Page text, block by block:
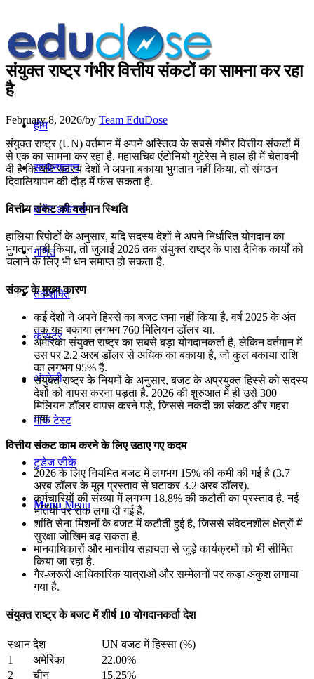
होम
सामान्यज्ञान
करेंट अफेयर्स
गणित
तर्कशक्ति
कंप्यूटर
अंग्रेजी
मॉक टेस्ट
टुडेज जीके
Menu Menu
संयुक्त राष्ट्र गंभीर वित्तीय संकटों का सामना कर रहा
है
February 8, 2026/by Team EduDose
संयुक्त राष्ट्र (UN) वर्तमान में अपने अस्तित्व के सबसे गंभीर वित्तीय संकटों में
से एक का सामना कर रहा है. महासचिव एंटोनियो गुटेरेस ने हाल ही में चेतावनी
दी है कि यदि सदस्य देशों ने अपना बकाया भुगतान नहीं किया, तो संगठन
दिवालियापन की दौड़ में फंस सकता है.
वित्तीय संकट की वर्तमान स्थिति
हालिया रिपोर्टों के अनुसार, यदि सदस्य देशों ने अपने निर्धारित योगदान का
भुगतान नहीं किया, तो जुलाई 2026 तक संयुक्त राष्ट्र के पास दैनिक कार्यों को
चलाने के लिए भी धन समाप्त हो सकता है.
संकट के मुख्य कारण
कई देशों ने अपने हिस्से का बजट जमा नहीं किया है. वर्ष 2025 के अंत
तक यह बकाया लगभग 760 मिलियन डॉलर था.
अमेरिका संयुक्त राष्ट्र का सबसे बड़ा योगदानकर्ता है, लेकिन वर्तमान में
उस पर 2.2 अरब डॉलर से अधिक का बकाया है, जो कुल बकाया राशि
का लगभग 95% है.
संयुक्त राष्ट्र के नियमों के अनुसार, बजट के अप्रयुक्त हिस्से को सदस्य
देशों को वापस करना पड़ता है. 2026 की शुरुआत में ही उसे 300
मिलियन डॉलर वापस करने पड़े, जिससे नकदी का संकट और गहरा
गया.
वित्तीय संकट काम करने के लिए उठाए गए कदम
2026 के लिए नियमित बजट में लगभग 15% की कमी की गई है (3.7
अरब डॉलर के मूल प्रस्ताव से घटाकर 3.2 अरब डॉलर).
कर्मचारियों की संख्या में लगभग 18.8% की कटौती का प्रस्ताव है. नई
भर्तियों पर रोक लगा दी गई है.
शांति सेना मिशनों के बजट में कटौती हुई है, जिससे संवेदनशील क्षेत्रों में
सुरक्षा जोखिम बढ़ सकता है.
मानवाधिकारों और मानवीय सहायता से जुड़े कार्यक्रमों को भी सीमित
किया जा रहा है.
गैर-जरूरी आधिकारिक यात्राओं और सम्मेलनों पर कड़ा अंकुश लगाया
गया है.
संयुक्त राष्ट्र के बजट में शीर्ष 10 योगदानकर्ता देश
स्थान देश
UN बजट में हिस्सा (%)
1
अमेरिका
22.00%
2
चीन
15.25%